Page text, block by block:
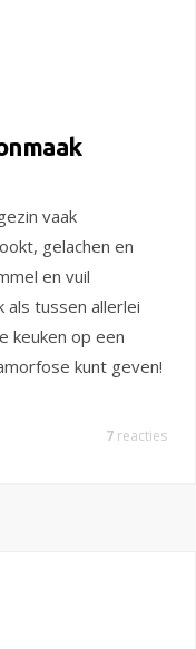
vaak
gelachen en
en vuil
tussen allerlei
keuken op een
kunt geven!
7 reacties